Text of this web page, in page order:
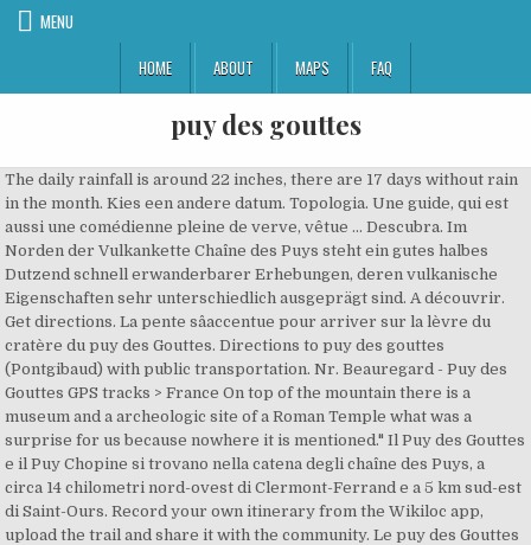
MENU
HOME
ABOUT MAPS FAQ
puy des gouttes
The daily rainfall is around 22 inches, there are 17 days without rain
in the month. Kies een andere datum. Topologia. Une guide, qui est
aussi une comédienne pleine de verve, vêtue ... Descubra. Im
Norden der Vulkankette Chaîne des Puys steht ein gutes halbes
Dutzend schnell erwanderbarer Erhebungen, deren vulkanische
Eigenschaften sehr unterschiedlich ausgeprägt sind. A découvrir.
Get directions. La pente sâaccentue pour arriver sur la lèvre du
cratère du puy des Gouttes. Directions to puy des gouttes
(Pontgibaud) with public transportation. Nr. Beauregard - Puy des
Gouttes GPS tracks > France On top of the mountain there is a
museum and a archeologic site of a Roman Temple what was a
surprise for us because nowhere it is mentioned." Il Puy des Gouttes
e il Puy Chopine si trovano nella catena degli chaîne des Puys, a
circa 14 chilometri nord-ovest di Clermont-Ferrand e a 5 km sud-est
di Saint-Ours. Record your own itinerary from the Wikiloc app,
upload the trail and share it with the community. Le puy des Gouttes